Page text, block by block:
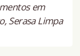
em
Serasa Limpa